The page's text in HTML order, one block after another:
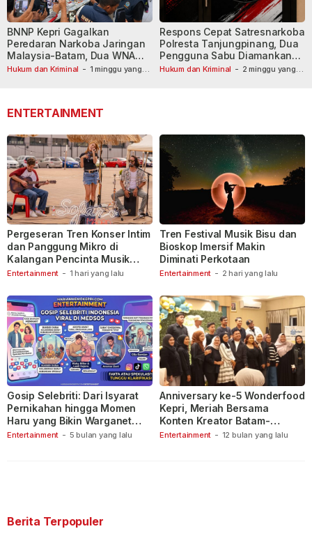
Hukum dan Kriminal - 1 minggu yang
BNNP Kepri Gagalkan
Peredaran Narkoba Jaringan
Malaysia-Batam, Dua WNA
Masih Diburu
Hukum dan Kriminal - 2 minggu yang
Respons Cepat Satresnarkoba
Polresta Tanjungpinang, Dua
Pengguna Sabu Diamankan
Usai Dilaporkan ke Call Center
ENTERTAINMENT
Entertainment - 1 hari yang lalu
Pergeseran Tren Konser Intim
dan Panggung Mikro di
Kalangan Pencinta Musik
Indonesia
Entertainment - 2 hari yang lalu
Tren Festival Musik Bisu dan
Bioskop Imersif Makin
Diminati Perkotaan
Entertainment - 5 bulan yang lalu
Gosip Selebriti: Dari Isyarat
Pernikahan hingga Momen
Haru yang Bikin Warganet
Berspekulasi
Entertainment - 12 bulan yang lalu
Anniversary ke-5 Wonderfood
Kepri, Meriah Bersama
Konten Kreator Batam-
Tanjungpinang
Berita Terpopuler